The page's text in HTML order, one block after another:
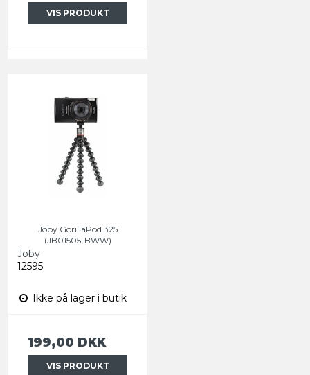
VIS PRODUKT
Joby GorillaPod 325
(JB01505-BWW)
Joby
12595
Ikke på lager i butik
199,00 DKK
VIS PRODUKT